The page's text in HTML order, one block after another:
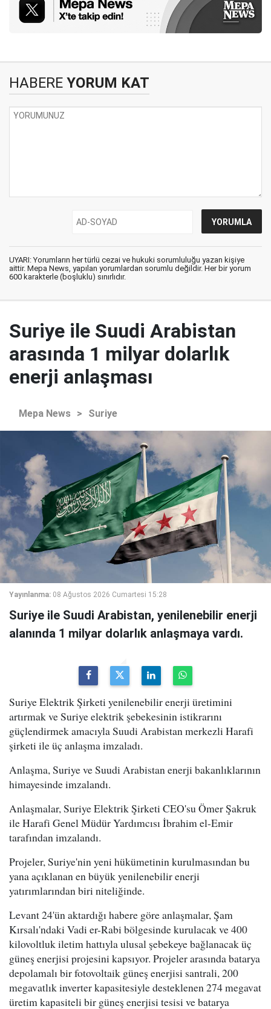
HABERE YORUM KAT
UYARI: Yorumların her türlü cezai ve hukuki sorumluluğu yazan kişiye
aittir. Mepa News, yapılan yorumlardan sorumlu değildir. Her bir yorum
600 karakterle (boşluklu) sınırlıdır.
Suriye ile Suudi Arabistan
arasında 1 milyar dolarlık
enerji anlaşması
Mepa News > Suriye
Yayınlanma: 08 Ağustos 2026 Cumartesi 15:28
Suriye ile Suudi Arabistan, yenilenebilir enerji
alanında 1 milyar dolarlık anlaşmaya vardı.
Suriye Elektrik Şirketi yenilenebilir enerji üretimini
artırmak ve Suriye elektrik şebekesinin istikrarını
güçlendirmek amacıyla Suudi Arabistan merkezli Harafi
şirketi ile üç anlaşma imzaladı.
Anlaşma, Suriye ve Suudi Arabistan enerji bakanlıklarının
himayesinde imzalandı.
Anlaşmalar, Suriye Elektrik Şirketi CEO'su Ömer Şakruk
ile Harafi Genel Müdür Yardımcısı İbrahim el-Emir
tarafından imzalandı.
Projeler, Suriye'nin yeni hükümetinin kurulmasından bu
yana açıklanan en büyük yenilenebilir enerji
yatırımlarından biri niteliğinde.
Levant 24'ün aktardığı habere göre anlaşmalar, Şam
Kırsalı'ndaki Vadi er-Rabi bölgesinde kurulacak ve 400
kilovoltluk iletim hattıyla ulusal şebekeye bağlanacak üç
güneş enerjisi projesini kapsıyor. Projeler arasında batarya
depolamalı bir fotovoltaik güneş enerjisi santrali, 200
megavatlık inverter kapasitesiyle desteklenen 274 megavat
üretim kapasiteli bir güneş enerjisi tesisi ve batarya